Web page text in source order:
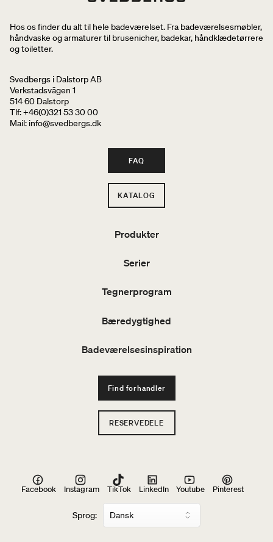
Hos os finder du alt til hele badeværelset. Fra badeværelsesmøbler,
håndvaske og armaturer til brusenicher, badekar, håndklædetørrere
og toiletter.
Svedbergs i Dalstorp AB
Verkstadsvägen 1
514 60 Dalstorp
Tlf: +46(0)321 53 30 00
Mail: info@svedbergs.dk
FAQ
KATALOG
Produkter
Serier
Tegnerprogram
Bæredygtighed
Badeværelsesinspiration
Find forhandler
RESERVEDELE
Sprog:
Facebook Instagram TikTok LinkedIn Youtube Pinterest